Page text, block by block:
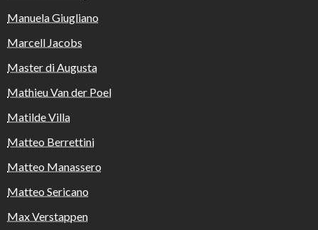
Manuela Giugliano
Marcell Jacobs
Master di Augusta
Mathieu Van der Poel
Matilde Villa
Matteo Berrettini
Matteo Manassero
Matteo Sericano
Max Verstappen